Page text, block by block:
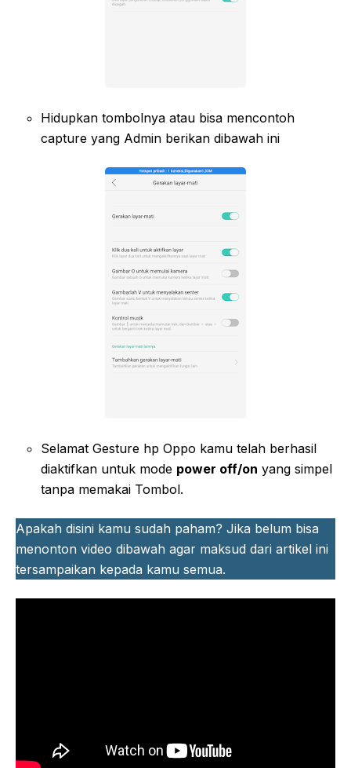
Hidupkan tombolnya atau bisa mencontoh
capture yang Admin berikan dibawah ini
Selamat Gesture hp Oppo kamu telah berhasil
diaktifkan untuk mode power off/on yang simpel
tanpa memakai Tombol.
Apakah disini kamu sudah paham? Jika belum bisa
menonton video dibawah agar maksud dari artikel ini
tersampaikan kepada kamu semua.